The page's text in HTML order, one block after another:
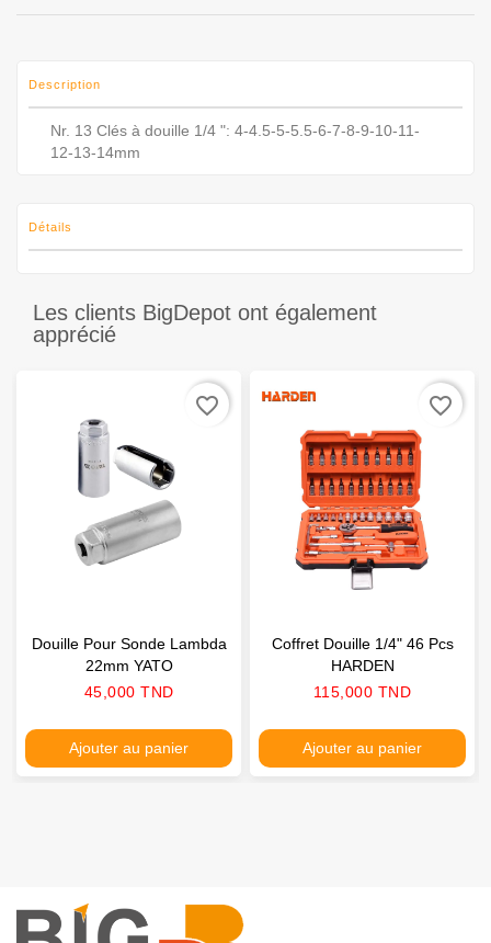
Description
Nr. 13 Clés à douille 1/4 ": 4-4.5-5-5.5-6-7-8-9-10-11-
12-13-14mm
Détails
Les clients BigDepot ont également
apprécié
Douille Pour Sonde Lambda
22mm YATO
Prix
45,000 TND
Ajouter au panier
favorite_border
Coffret Douille 1/4" 46 Pcs
HARDEN
Prix
115,000 TND
Ajouter au panier
favorite_border